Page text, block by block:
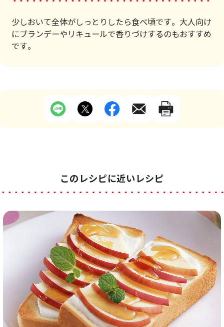
少しおいて全体がしっとりしたら食べ頃です。大人向け
にブランデーやリキュールで香りづけするのもおすすめ
です。
このレシピに近いレシピ